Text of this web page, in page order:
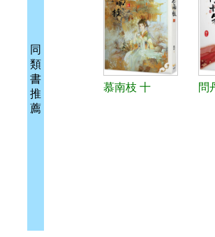
同
類
書
推
薦
慕南枝 十 問